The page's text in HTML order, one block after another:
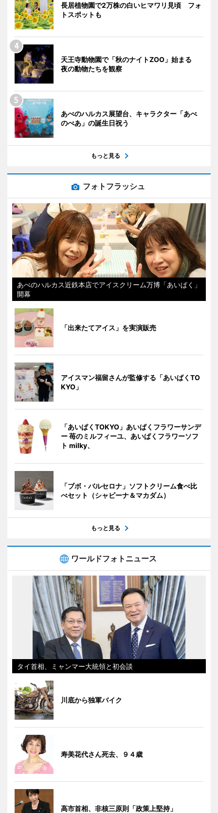
長居植物園で2万株の白いヒマワリ見頃 フォ
トスポットも
天王寺動物園で「秋のナイトZOO」始まる
夜の動物たちを観察
あべのハルカス展望台、キャラクター「あべ
のべあ」の誕生日祝う
もっと見る
フォトフラッシュ
あべのハルカス近鉄本店でアイスクリーム万博「あいぱく」
開幕
「出来たてアイス」を実演販売
アイスマン福留さんが監修する「あいぱくTO
KYO」
「あいぱくTOKYO」あいぱくフラワーサンデ
ー 苺のミルフィーユ、あいぱくフラワーソフ
ト milky、
「ブボ・バルセロナ」ソフトクリーム食べ比
べセット（シャビーナ＆マカダム）
もっと見る
ワールドフォトニュース
タイ首相、ミャンマー大統領と初会談
川底から独軍バイク
寿美花代さん死去、９４歳
高市首相、非核三原則「政策上堅持」